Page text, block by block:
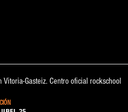
Vitoria-Gasteiz. Centro oficial rockschool